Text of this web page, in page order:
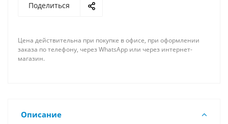
Поделиться
Цена действительна при покупке в офисе, при оформлении
заказа по телефону, через WhatsApp или через интернет-
магазин.
Описание